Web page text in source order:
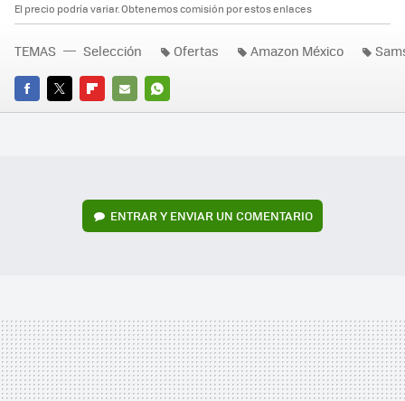
El precio podría variar. Obtenemos comisión por estos enlaces
FACEBOOK
TWITTERFLIPBOARD
E-
WHATSAPP
TEMAS Selección Ofertas Amazon México
ENTRAR Y ENVIAR UN COMENTARIO